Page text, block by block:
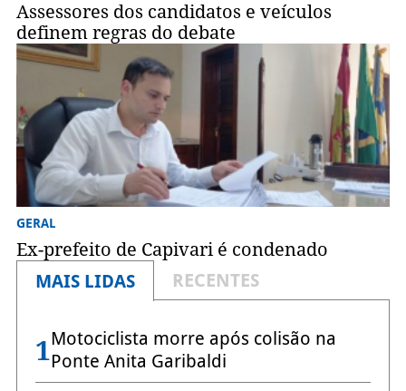
Assessores dos candidatos e veículos
definem regras do debate
GERAL
Ex-prefeito de Capivari é condenado
MAIS LIDAS
RECENTES
1Motociclista morre após colisão na
Ponte Anita Garibaldi